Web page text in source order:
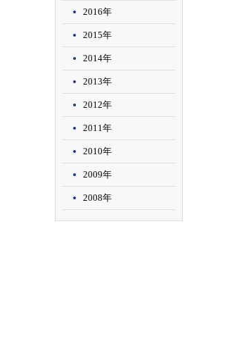
2016年
2015年
2014年
2013年
2012年
2011年
2010年
2009年
2008年